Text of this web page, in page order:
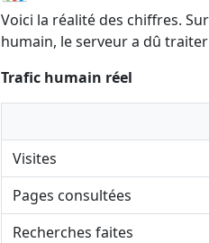
Voici la réalité des chiffres.
humain, le serveur a dû
Trafic humain réel
Visites
Pages consultées
Recherches faites